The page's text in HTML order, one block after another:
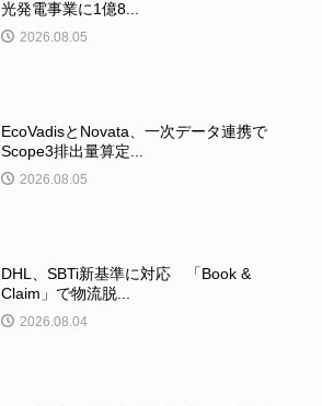
光発電事業に1億8...
2026.08.05
EcoVadisとNovata、一次データ連携で
Scope3排出量算定...
2026.08.05
DHL、SBTi新基準に対応 「Book &
Claim」で物流脱...
2026.08.04